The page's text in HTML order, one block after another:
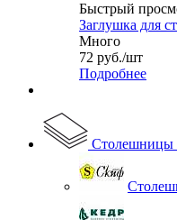
Быстрый
Заглушка для
Много
72 руб./шт
Подробнее